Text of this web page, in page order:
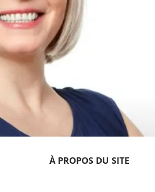
À PROPOS DU SITE